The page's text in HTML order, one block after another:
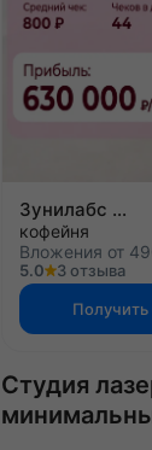
Зунилабс
кофейня
Вложения от
5.0
3 отзыва
Студия